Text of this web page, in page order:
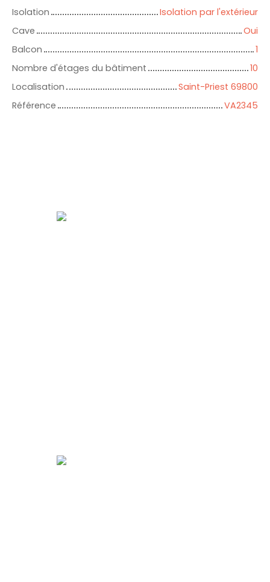
Isolation
Isolation par l'extérieur
Cave
Oui
Balcon
1
Nombre d'étages du bâtiment
10
Localisation
Saint-Priest 69800
Référence
VA2345